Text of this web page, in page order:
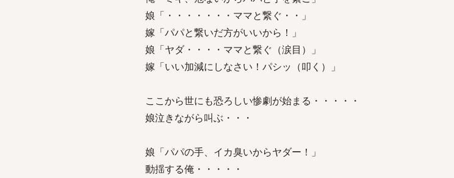
娘「・・・・・・・ママと繋ぐ・・」
嫁「パパと繋いだ方がいいから！」
娘「ヤダ・・・・ママと繋ぐ（涙目）」
嫁「いい加減にしなさい！パシッ（叩く）」
ここから世にも恐ろしい惨劇が始まる・・・・・
娘泣きながら叫ぶ・・・
娘「パパの手、イカ臭いからヤダー！」
動揺する俺・・・・・